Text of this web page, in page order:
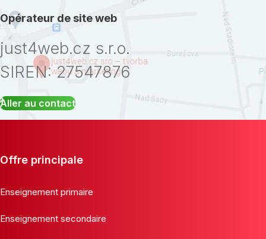
Opérateur de site web
just4web.cz s.r.o.
SIREN: 27547876
Aller au contact
Offre principale
Enseignement primaire
Enseignement secondaire